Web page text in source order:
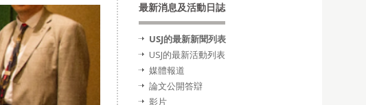
最新消息及活動日誌
USJ的最新新聞列表
USJ的最新活動列表
媒體報道
論文公開答辯
影片